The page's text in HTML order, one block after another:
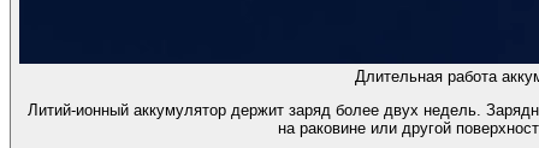
Длительная работа
Литий-ионный аккумулятор держит заряд более двух недель.
на раковине или другой